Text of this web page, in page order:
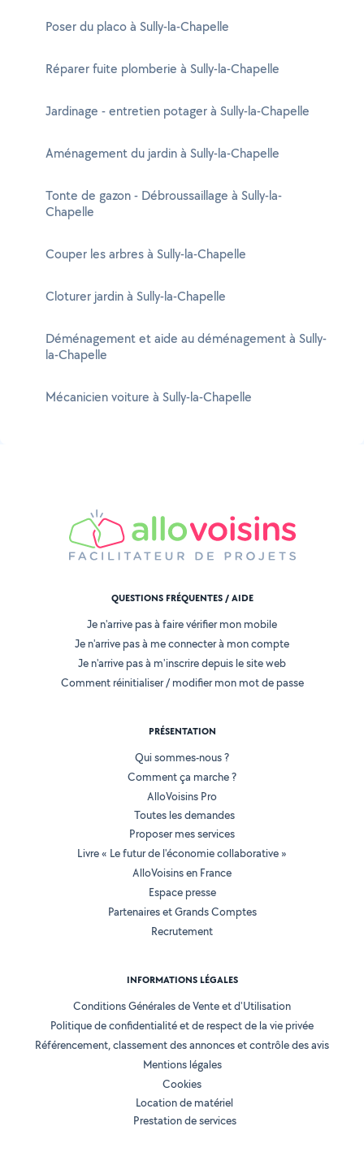
Poser du placo à Sully-la-Chapelle
Réparer fuite plomberie à Sully-la-Chapelle
Jardinage - entretien potager à Sully-la-Chapelle
Aménagement du jardin à Sully-la-Chapelle
Tonte de gazon - Débroussaillage à Sully-la-
Chapelle
Couper les arbres à Sully-la-Chapelle
Cloturer jardin à Sully-la-Chapelle
Déménagement et aide au déménagement à Sully-
la-Chapelle
Mécanicien voiture à Sully-la-Chapelle
QUESTIONS FRÉQUENTES / AIDE
Je n'arrive pas à faire vérifier mon mobile
Je n'arrive pas à me connecter à mon compte
Je n'arrive pas à m'inscrire depuis le site web
Comment réinitialiser / modifier mon mot de passe
PRÉSENTATION
Qui sommes-nous ?
Comment ça marche ?
AlloVoisins Pro
Toutes les demandes
Proposer mes services
Livre « Le futur de l'économie collaborative »
AlloVoisins en France
Espace presse
Partenaires et Grands Comptes
Recrutement
INFORMATIONS LÉGALES
Conditions Générales de Vente et d'Utilisation
Politique de confidentialité et de respect de la vie privée
Référencement, classement des annonces et contrôle des avis
Mentions légales
Cookies
Location de matériel
Prestation de services